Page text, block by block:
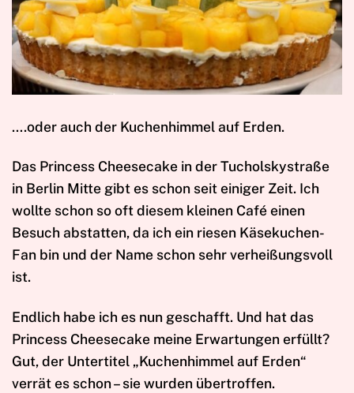
….oder auch der Kuchenhimmel auf Erden.
Das Princess Cheesecake in der Tucholskystraße
in Berlin Mitte gibt es schon seit einiger Zeit. Ich
wollte schon so oft diesem kleinen Café einen
Besuch abstatten, da ich ein riesen Käsekuchen-
Fan bin und der Name schon sehr verheißungsvoll
ist.
Endlich habe ich es nun geschafft. Und hat das
Princess Cheesecake meine Erwartungen erfüllt?
Gut, der Untertitel „Kuchenhimmel auf Erden“
verrät es schon – sie wurden übertroffen.